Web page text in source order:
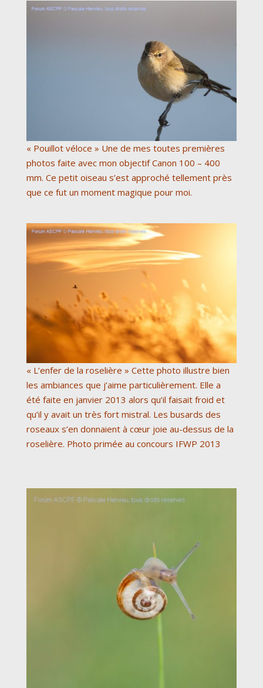
« Pouillot véloce » Une de mes toutes premières
photos faite avec mon objectif Canon 100 – 400
mm. Ce petit oiseau s’est approché tellement près
que ce fut un moment magique pour moi.
« L’enfer de la roselière » Cette photo illustre bien
les ambiances que j’aime particulièrement. Elle a
été faite en janvier 2013 alors qu’il faisait froid et
qu’il y avait un très fort mistral. Les busards des
roseaux s’en donnaient à cœur joie au-dessus de la
roselière. Photo primée au concours IFWP 2013